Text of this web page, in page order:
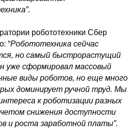
робототехники Сбер
“Робототехника сейчас
но самый быстрорастущий
уже сформировал массовый
виды роботов, но еще много
доминирует ручной труд. Мы
к роботизации разных
снижения доступности
и роста заработной платы”.